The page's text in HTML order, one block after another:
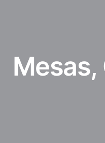
Mesas,